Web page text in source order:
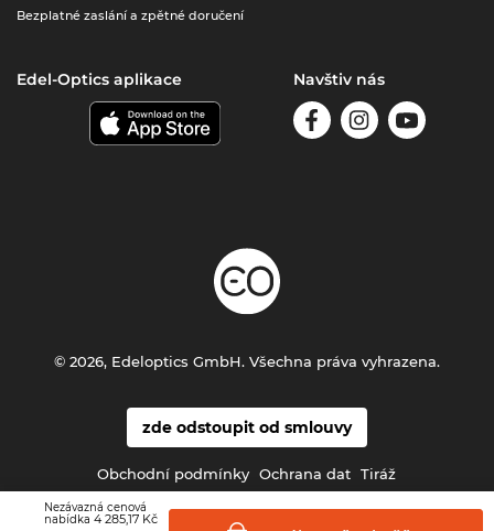
Nezávazná cenová
nabídka 4 285,17 Kč
Bezplatné zaslání a zpětné doručení
Edel-Optics aplikace Navštiv nás
zde odstoupit od smlouvy
Obchodní podmínky Ochrana dat Tiráž
© 2026, Edeloptics GmbH. Všechna práva vyhrazena.